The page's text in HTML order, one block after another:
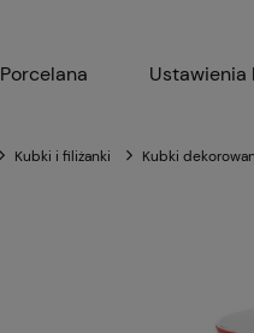
Porcelana Ustawienia
Kubki i filiżanki Kubki